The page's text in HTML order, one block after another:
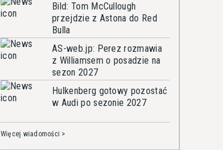
Bild: Tom McCullough
przejdzie z Astona do Red
Bulla
AS-web.jp: Perez rozmawia
z Williamsem o posadzie na
sezon 2027
Hulkenberg gotowy pozostać
w Audi po sezonie 2027
Więcej wiadomości >